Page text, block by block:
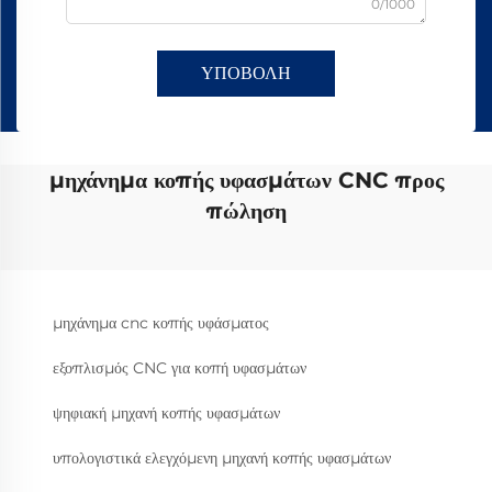
0/1000
ΥΠΟΒΟΛΗ
μηχάνημα κοπής υφασμάτων CNC προς
πώληση
μηχάνημα cnc κοπής υφάσματος
εξοπλισμός CNC για κοπή υφασμάτων
ψηφιακή μηχανή κοπής υφασμάτων
υπολογιστικά ελεγχόμενη μηχανή κοπής υφασμάτων